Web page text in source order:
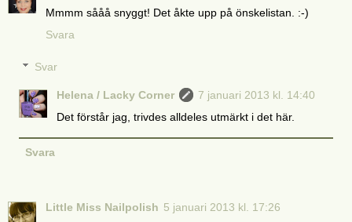
Mmmm sååå snyggt! Det åkte upp på önskelistan. :-)
Svara
Svar
Helena / Lacky Corner
7 januari 2013 kl. 14:40
Det förstår jag, trivdes alldeles utmärkt i det här.
Svara
Little Miss Nailpolish 5 januari 2013 kl. 17:26